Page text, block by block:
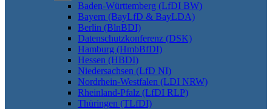
Baden-Württemberg (LfDI BW)
Bayern (BayLfD & BayLDA)
Berlin (BlnBDI)
Datenschutzkonferenz (DSK)
Hamburg (HmbBfDI)
Hessen (HBDI)
Niedersachsen (LfD NI)
Nordrhein-Westfalen (LDI NRW)
Rheinland-Pfalz (LfDI RLP)
Thüringen (TLfDI)